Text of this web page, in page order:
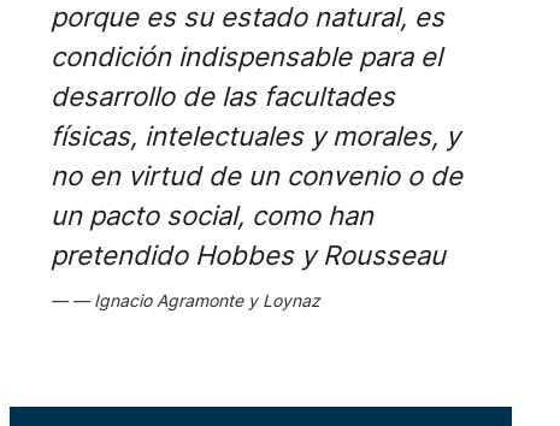
porque es su estado natural, es
condición indispensable para el
desarrollo de las facultades
físicas, intelectuales y morales, y
no en virtud de un convenio o de
un pacto social, como han
pretendido Hobbes y Rousseau
Ignacio Agramonte y Loynaz